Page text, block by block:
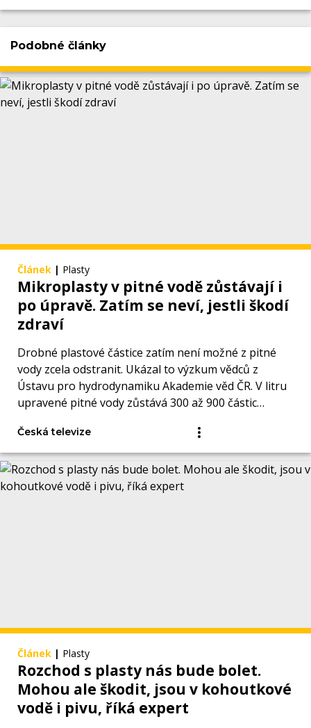
Podobné články
Článek | Plasty
Mikroplasty v pitné vodě zůstávají i
po úpravě. Zatím se neví, jestli škodí
zdraví
Drobné plastové částice zatím není možné z pitné
vody zcela odstranit. Ukázal to výzkum vědců z
Ústavu pro hydrodynamiku Akademie věd ČR. V litru
upravené pitné vody zůstává 300 až 900 částic
Česká televize
Článek | Plasty
Rozchod s plasty nás bude bolet.
Mohou ale škodit, jsou v kohoutkové
vodě i pivu, říká expert